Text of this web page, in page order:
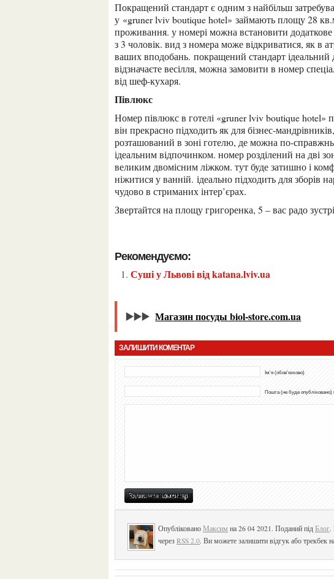
покращений стандарт є одним з найбільш затребуваних номерів. номери даної категорії
у «gruner lviv boutique hotel» займають площу 28
проживання. у номері можна встановити додаткове
з 3 чоловік. вид з номера може відкриватися, як в
ваших вподобань. покращений стандарт
відзначаєте весілля, можна замовити в номер
від шеф-кухаря.
півлюкс
номер півлюкс в готелі «gruner lviv boutique hotel» площею 33-42 кв.м. відрізняється тим, що
він прекрасно підходить як для бізнес-
розташований в зоні готелю, де можна по-
ідеальним відпочинком. номер розділений на дві
великим двомісним ліжком. тут буде затишно і
ніжитися у ванній. ідеально підходить для зборів
чудово в стриманих інтер’єрах.
звертайтся на площу григоренка, 5 – вас радо
Рекомендуємо:
Суші у Львові від katana.lviv.ua
▶️▶️▶️ Магазин посуды biol-store.com.ua
ЗАЛИШИТИ КОМЕНТАР
Ім'я (обов'язково)
Пошта (не буде опубліковано)
Опубліковано Максим на 26 04 2021. Поданий під Блог.
через RSS 2.0. Ви можете залишити відгук або трекбек